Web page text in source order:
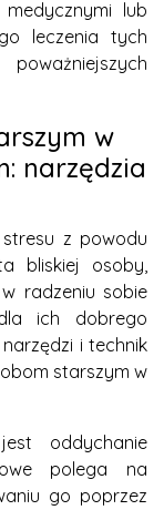
lub
leczenia tych
w
narzędzia
z powodu
bliskiej osoby,
radzeniu sobie
ich dobrego
i technik
starszym w
oddychanie
polega na
go poprzez